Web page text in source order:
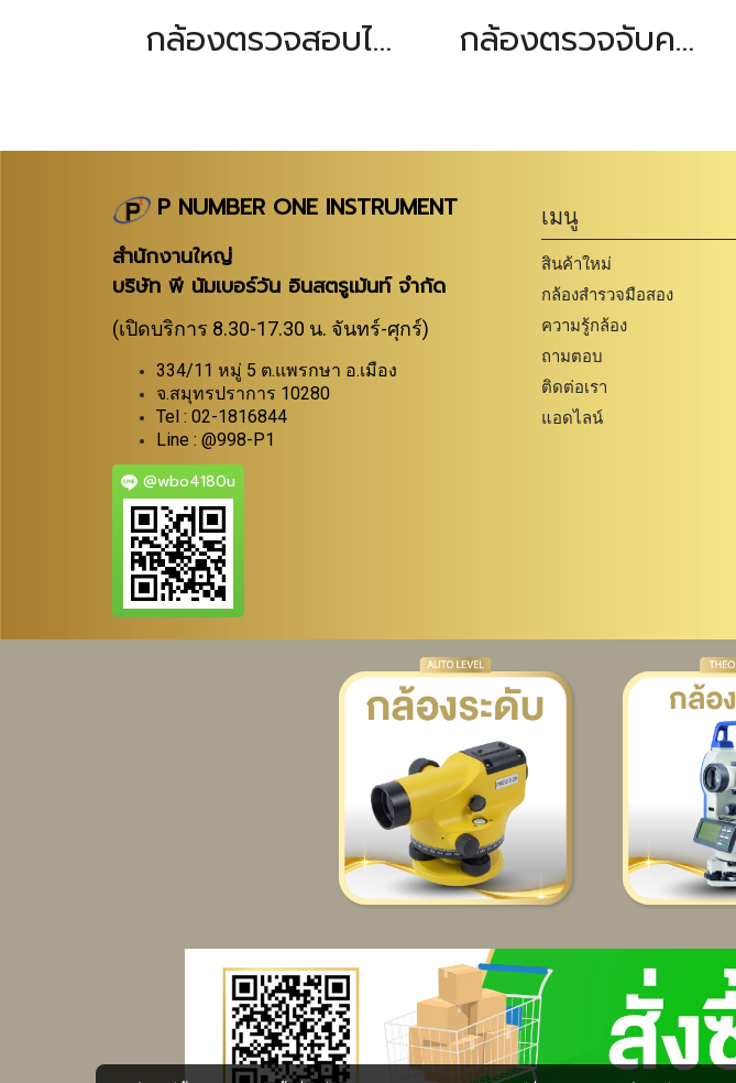
กล้องตรวจสอบไร้สาย BOSCH รุ่น GIC 120 C กล้องตรวจจับความร้อน BOSCH รุ่น GTC 400C
P NUMBER ONE INSTRUMENT
สำนักงานใหญ่
บริษัท พี นัมเบอร์วัน อินสตรูเม้นท์ จำกัด
(เปิดบริการ 8.30-17.30 น. จันทร์-ศุกร์)
334/11 หมู่ 5 ต.แพรกษา อ.เมือง
จ.สมุทรปราการ 10280
Tel : 02-1816844
Line : @998-P1
@wbo4180u
เมนู
สินค้าใหม่
กล้องสำรวจมือสอง
ความรู้กล้อง
ถามตอบ
ติดต่อเรา
แอดไลน์